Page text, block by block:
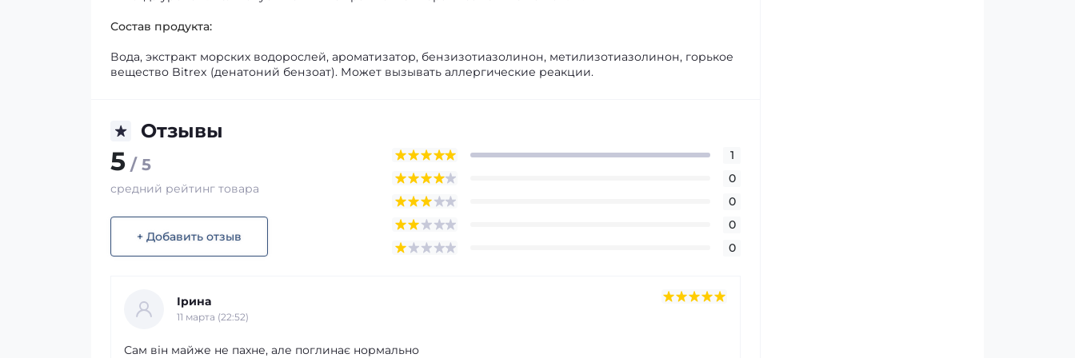
Состав продукта:
Вода, экстракт морских водорослей, ароматизатор, бензизотиазолинон, метилизотиазолинон, горькое
вещество Bitrex (денатоний бензоат). Может вызывать аллергические реакции.
Отзывы
5 / 5
средний рейтинг товара
+ Добавить отзыв
1
0
0
0
0
Ірина
11 марта (22:52)
Сам він майже не пахне, але поглинає нормально